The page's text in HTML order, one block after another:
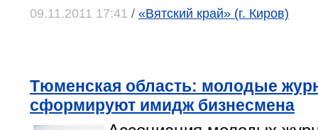
09.11.2011 17:41 / «Вятский край» (г. Киров)
Тюменская область: молодые
сформируют имидж бизнесмена